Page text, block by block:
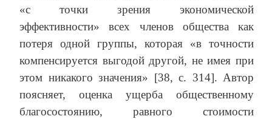
«с точки зрения экономической
эффективности» всех членов общества как
потеря одной группы, которая «в точности
компенсируется выгодой другой, не имея при
этом никакого значения» [38, с. 314]. Автор
поясняет, оценка ущерба общественному
благосостоянию, равного стоимости